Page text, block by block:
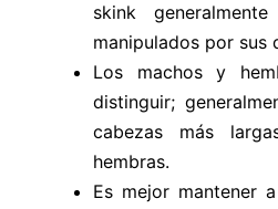
skink
manipulados por sus
Los machos y
distinguir;
cabezas más
hembras.
Es mejor mantener